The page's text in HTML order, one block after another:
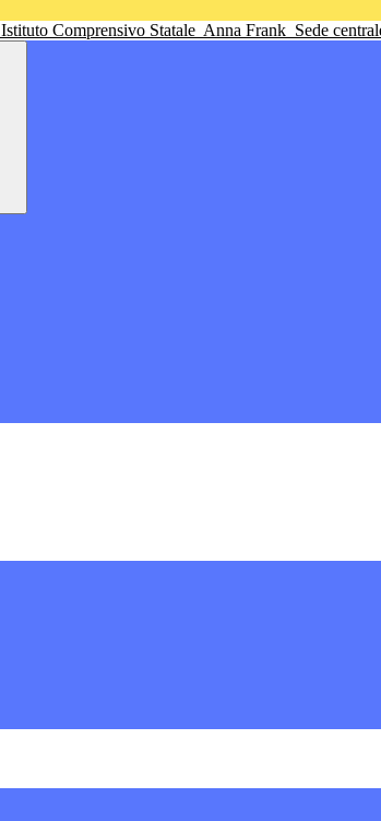
Istituto Comprensivo Statale Anna Frank Sede